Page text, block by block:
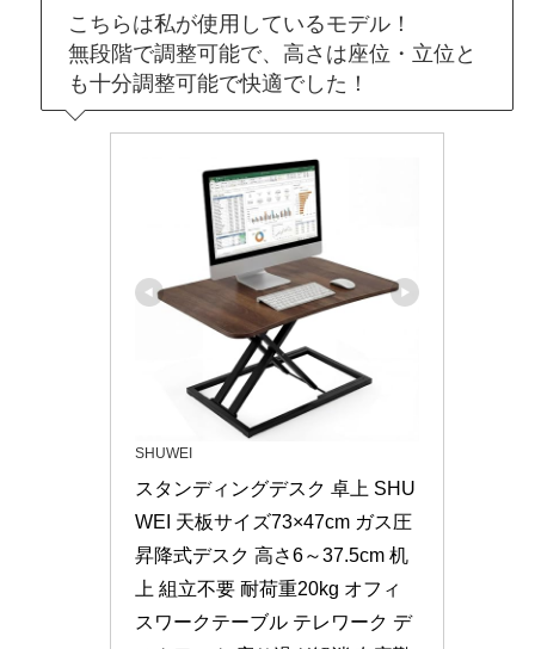
こちらは私が使用しているモデル！
無段階で調整可能で、高さは座位・立位と
も十分調整可能で快適でした！
SHUWEI
スタンディングデスク 卓上 SHU
WEI 天板サイズ73×47cm ガス圧
昇降式デスク 高さ6～37.5cm 机
上 組立不要 耐荷重20kg オフィ
スワークテーブル テレワーク デ